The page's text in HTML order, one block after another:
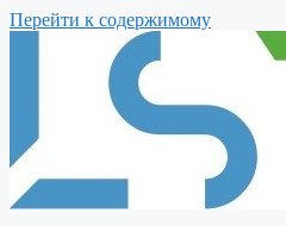
Перейти к содержимому